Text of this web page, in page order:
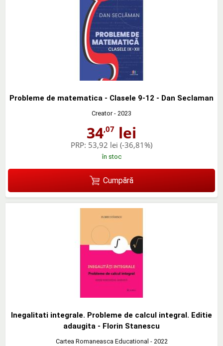
Probleme de matematica - Clasele 9-12 - Dan Seclaman
Creator - 2023
34,07 lei
PRP: 53,92 lei (-36,81%)
în stoc
Cumpără
Inegalitati integrale. Probleme de calcul integral. Editie
adaugita - Florin Stanescu
Cartea Romaneasca Educational - 2022